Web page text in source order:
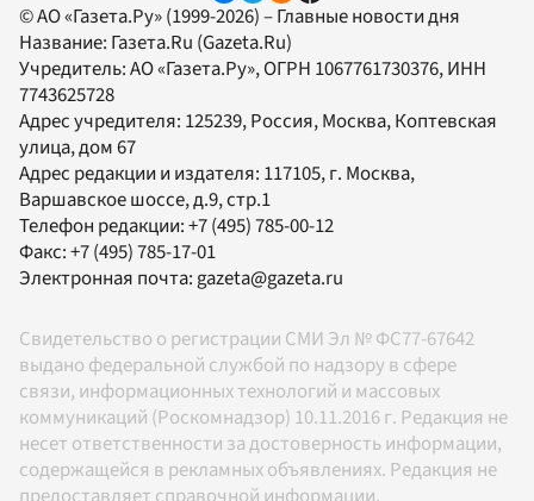
© АО «Газета.Ру» (1999-2026) – Главные новости дня
Название: Газета.Ru (Gazeta.Ru)
Учредитель:АО «Газета.Ру», ОГРН 1067761730376, ИНН
7743625728
Адрес учредителя: 125239, Россия, Москва, Коптевская
улица, дом 67
Адрес редакции и издателя: 117105, г. Москва,
Варшавское шоссе, д.9, стр.1
Телефон редакции:+7 (495) 785-00-12
Факс:+7 (495) 785-17-01
Электронная почта:gazeta@gazeta.ru
Свидетельство о регистрации СМИ Эл № ФС77-67642
выдано федеральной службой по надзору в сфере
связи, информационных технологий и массовых
коммуникаций (Роскомнадзор) 10.11.2016 г. Редакция не
несет ответственности за достоверность информации,
содержащейся в рекламных объявлениях. Редакция не